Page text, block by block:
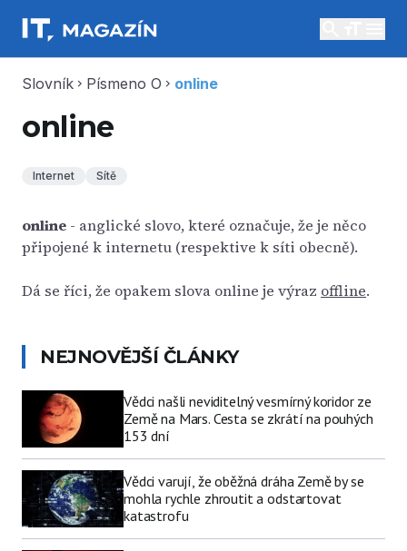
Slovník chevron_right Písmeno O chevron_right online
online
Internet Sítě
online - anglické slovo, které označuje, že je něco
připojené k internetu (respektive k síti obecně).
Dá se říci, že opakem slova online je výraz offline.
NEJNOVĚJŠÍ ČLÁNKY
Vědci našli neviditelný vesmírný koridor ze
Země na Mars. Cesta se zkrátí na pouhých
153 dní
Vědci varují, že oběžná dráha Země by se
mohla rychle zhroutit a odstartovat
katastrofu